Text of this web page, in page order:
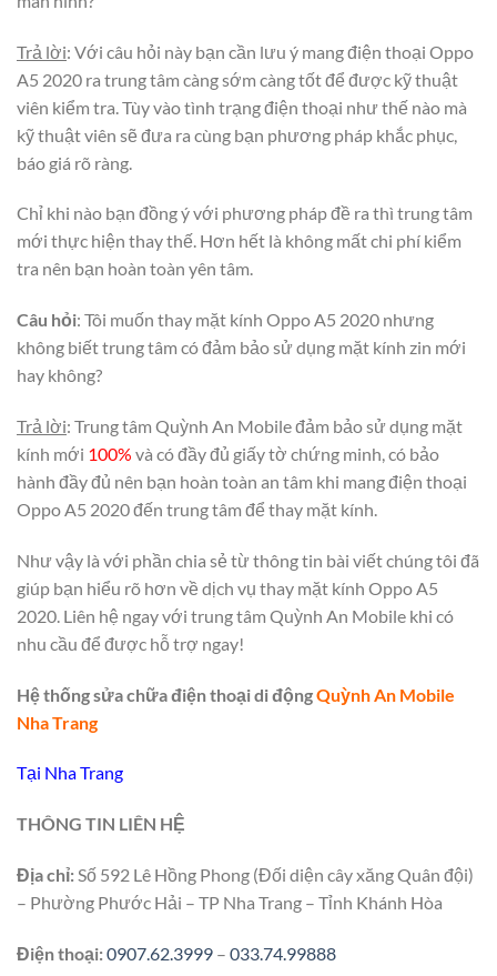
Trả lời: Với câu hỏi này bạn cần lưu ý mang điện thoại Oppo
A5 2020 ra trung tâm càng sớm càng tốt để được kỹ thuật
viên kiểm tra. Tùy vào tình trạng điện thoại như thế nào mà
kỹ thuật viên sẽ đưa ra cùng bạn phương pháp khắc phục,
báo giá rõ ràng.
Chỉ khi nào bạn đồng ý với phương pháp đề ra thì trung tâm
mới thực hiện thay thế. Hơn hết là không mất chi phí kiểm
tra nên bạn hoàn toàn yên tâm.
Câu hỏi: Tôi muốn thay mặt kính Oppo A5 2020 nhưng
không biết trung tâm có đảm bảo sử dụng mặt kính zin mới
hay không?
Trả lời: Trung tâm Quỳnh An Mobile đảm bảo sử dụng mặt
kính mới 100% và có đầy đủ giấy tờ chứng minh, có bảo
hành đầy đủ nên bạn hoàn toàn an tâm khi mang điện thoại
Oppo A5 2020 đến trung tâm để thay mặt kính.
Như vậy là với phần chia sẻ từ thông tin bài viết chúng tôi đã
giúp bạn hiểu rõ hơn về dịch vụ thay mặt kính Oppo A5
2020. Liên hệ ngay với trung tâm Quỳnh An Mobile khi có
nhu cầu để được hỗ trợ ngay!
Hệ thống sửa chữa điện thoại di độngQuỳnh An Mobile
Nha Trang
Tại Nha Trang
THÔNG TIN LIÊN HỆ
Địa chỉ:Số 592 Lê Hồng Phong (Đối diện cây xăng Quân đội)
– Phường Phước Hải – TP Nha Trang – Tỉnh Khánh Hòa
Điện thoại:0907.62.3999 – 033.74.99888